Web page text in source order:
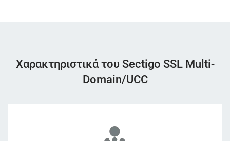
Χαρακτηριστικά του Sectigo SSL Multi-
Domain/UCC